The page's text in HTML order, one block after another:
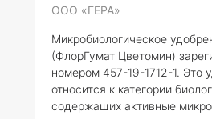
способствуют улучшению
ООО «ГЕРА»
Микробиологическое
(ФлорГумат Цветомин)
номером 457-19-1712-1. Это
относится к категории
содержащих активные